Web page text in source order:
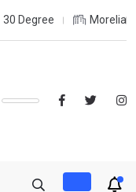
30 Degree Morelia